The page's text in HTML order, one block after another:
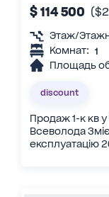
$ 114 500
Этаж/
Комнат: 1
Площадь
discount
Продаж 1-к кв
Всеволода
експлуатацію